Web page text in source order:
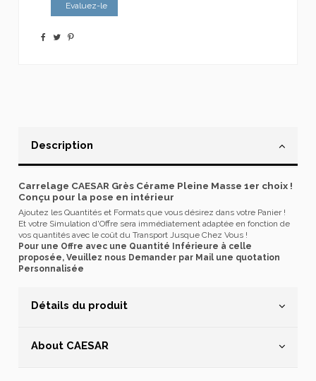
Evaluez-le
Description
Carrelage CAESAR Grès Cérame Pleine Masse 1er choix !
Conçu pour la pose en intérieur
Ajoutez les Quantités et Formats que vous désirez dans votre Panier !
Et votre Simulation d'Offre sera immédiatement adaptée en fonction de
vos quantités avec le coût du Transport Jusque Chez Vous !
Pour une Offre avec une Quantité Inférieure à celle
proposée, Veuillez nous Demander par Mail une quotation
Personnalisée
Détails du produit
About CAESAR